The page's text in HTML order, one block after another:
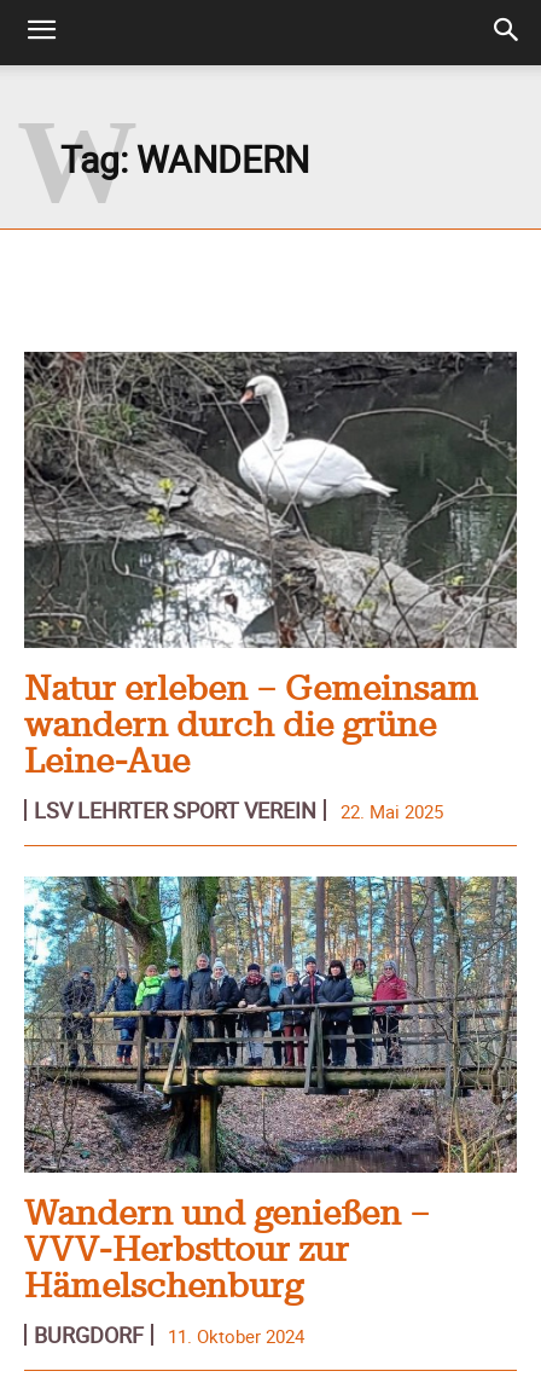
Tag:WANDERN
W
Natur erleben – Gemeinsam
wandern durch die grüne
Leine-Aue
LSV LEHRTER SPORT VEREIN 22. Mai 2025
Wandern und genießen –
VVV-Herbsttour zur
Hämelschenburg
BURGDORF 11. Oktober 2024